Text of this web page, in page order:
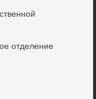
отделение